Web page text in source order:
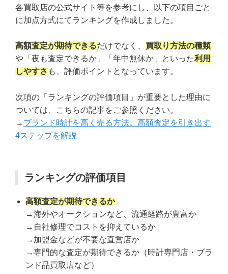
各買取店の公式サイト等を参考にし、以下の項目ごと
に加点方式にてランキングを作成しました。
高額査定が期待できるだけでなく、 買取り方法の種類
や「夜も査定できるか」「年中無休か」といった利用
しやすさ も、評価ポイントとなっています。
次項の「ランキングの評価項目」が重要とした理由に
ついては、こちらの記事をご参照ください。
→ ブランド時計を高く売る方法。高額査定を引き出す
4ステップを解説
ランキングの評価項目
高額査定が期待できるか
→海外やオークションなど、流通経路が豊富か
→自社修理でコストを抑えているか
→加盟金などが不要な直営店か
→専門的な査定が期待できるか（時計専門店・ブラ
ンド品買取店など）